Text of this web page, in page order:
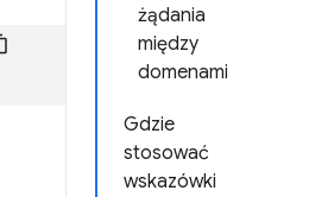
żądania
między
domenami
Gdzie
stosować
wskazówki